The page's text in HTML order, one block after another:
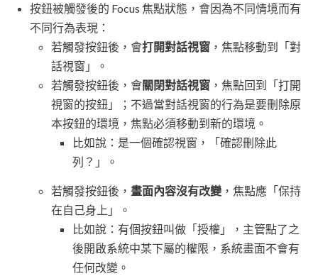
按鈕被觸發後的 Focus 焦點狀態，會因為不同情境而有
不同行為表現：
若觸發按鈕後，會打開對話視窗 ，焦點移動到「對
話視窗」。
若觸發按鈕後，會關閉對話視窗 ，焦點回到「打開
視窗的按鈕」；不過當對話視窗的行為是要刪除原
本按鈕的環境，焦點必須移動到新的環境。
比如說：是一個確認視窗，「確認刪除此
列？」。
若觸發按鈕後， 畫面內容沒有改變 ，焦點應「保持
在自己身上」。
比如說：有個按鈕叫做「授權」，主管點了之
後開啟系統中某下屬的權限，系統畫面不會有
任何改變。